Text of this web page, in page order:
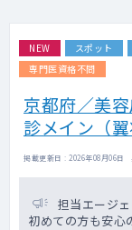
NEW スポット
専門医資格不問
京都府／美
診メイン（
掲載更新日 : 2026年08月06日
担当エージ
初めての方も安心